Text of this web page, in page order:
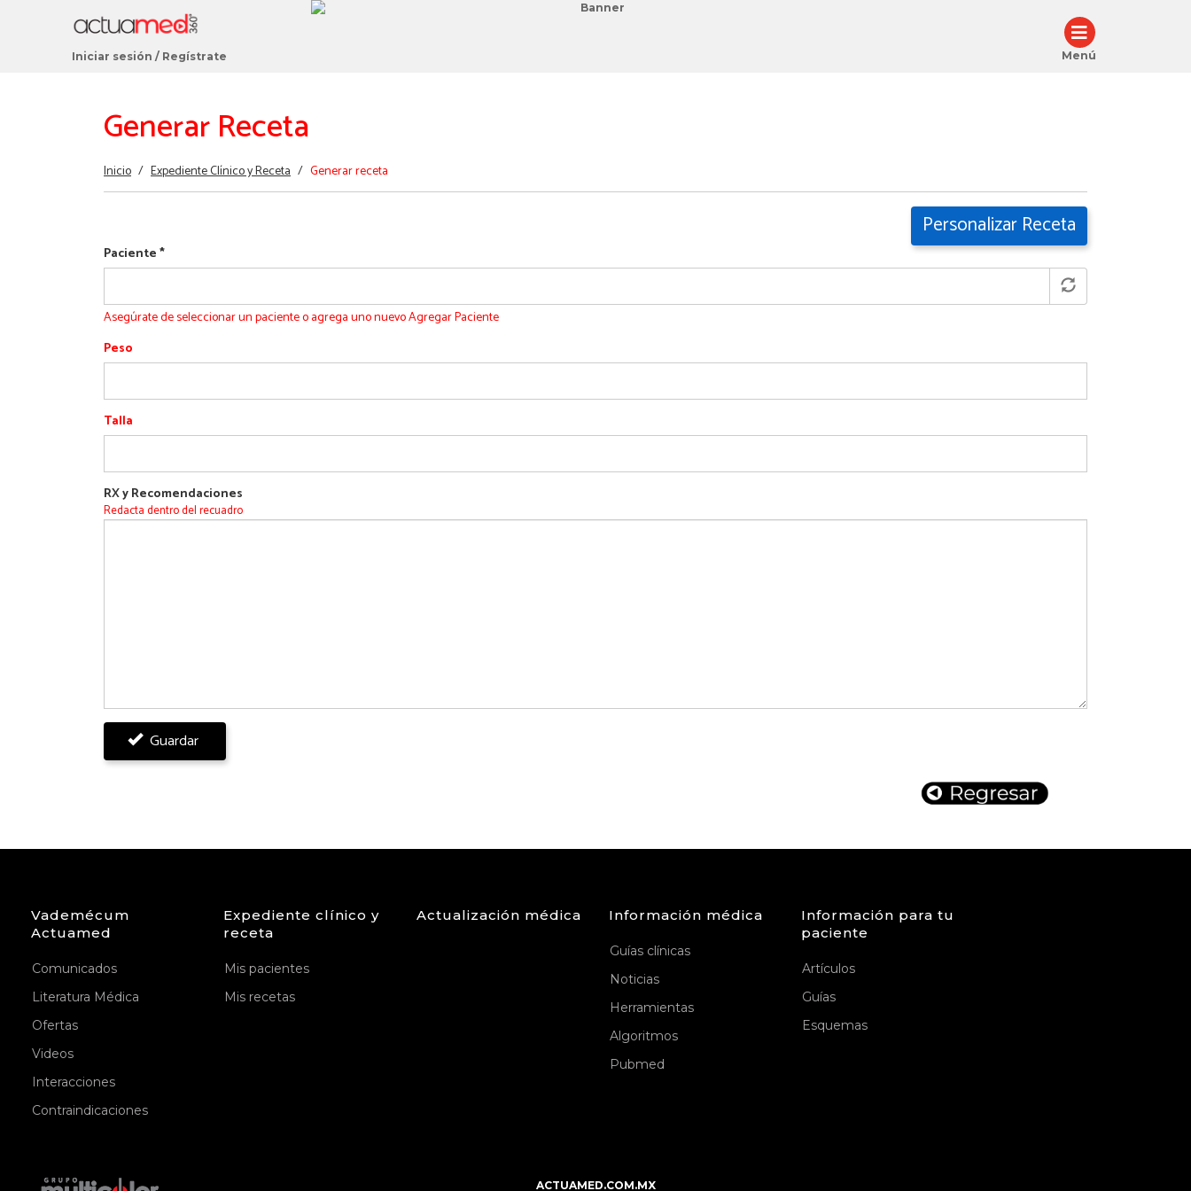
Iniciar sesión / Regístrate Menú
Generar Receta
Estás
aquí
Inicio / Expediente Clínico y Receta / Generar receta
Personalizar Receta
Paciente*
Asegúrate de seleccionar un paciente o agrega uno nuevoAgregar Paciente
Peso
Talla
RX y Recomendaciones
Redacta dentro del recuadro
RX
Recomendaciones
Pestañas
verticales
Guardar
Vademécum
Actuamed
Comunicados
Literatura Médica
Ofertas
Videos
Interacciones
Contraindicaciones
Expediente clínico y
receta
Mis pacientes
Mis recetas
Actualización médica Información médica
Guías clínicas
Noticias
Herramientas
Algoritmos
Pubmed
Información para tu
paciente
Artículos
Guías
Esquemas
ACTUAMED.COM.MX